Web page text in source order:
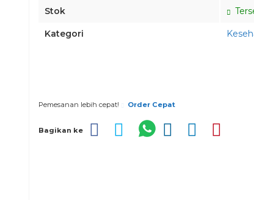
Stok
Kategori
Pemesanan lebih cepat! Order Cepat
Bagikan ke